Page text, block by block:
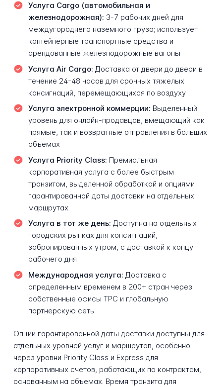
Услуга Cargo (автомобильная и
железнодорожная): 3-7 рабочих дней для
междугороднего наземного груза; использует
контейнерные транспортные средства и
арендованные железнодорожные вагоны
Услуга Air Cargo: Доставка от двери до двери в
течение 24-48 часов для срочных тяжелых
консигнаций, перемещающихся по воздуху
Услуга электронной коммерции: Выделенный
уровень для онлайн-продавцов, вмещающий как
прямые, так и возвратные отправления в больших
объемах
Услуга Priority Class: Премиальная
корпоративная услуга с более быстрым
транзитом, выделенной обработкой и опциями
гарантированной даты доставки на отдельных
маршрутах
Услуга в тот же день: Доступна на отдельных
городских рынках для консигнаций,
забронированных утром, с доставкой к концу
рабочего дня
Международная услуга: Доставка с
определенным временем в 200+ стран через
собственные офисы TPC и глобальную
партнерскую сеть
Опции гарантированной даты доставки доступны для
отдельных уровней услуг и маршрутов, особенно
через уровни Priority Class и Express для
корпоративных счетов, работающих по контрактам,
основанным на объемах. Время транзита для